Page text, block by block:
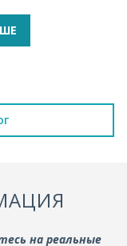
на реальные